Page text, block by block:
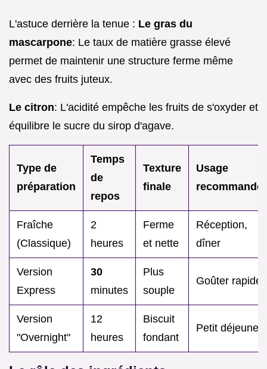
L'astuce derrière la tenue : Le gras du
mascarpone: Le taux de matière grasse élevé
permet de maintenir une structure ferme même
avec des fruits juteux.
Le citron: L'acidité empêche les fruits de s'oxyder et
équilibre le sucre du sirop d'agave.
Type de
préparation
Temps
de
repos
Texture
finale
Usage
recommandé
Fraîche
(Classique)
2
heures
Ferme
et nette
Réception,
dîner
Version
Express
30
minutes
Plus
souple
Goûter rapide
Version
"Overnight"
12
heures
Biscuit
fondant
Petit déjeuner